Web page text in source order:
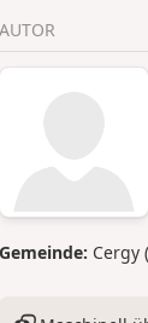
AUTOR
Gemeinde: Cergy